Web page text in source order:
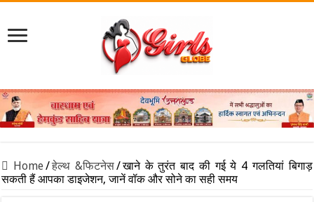
Home/हेल्थ &फिटनेस/खाने के तुरंत बाद की गई ये 4 गलतियां बिगाड़
सकती हैं आपका डाइजेशन, जानें वॉक और सोने का सही समय